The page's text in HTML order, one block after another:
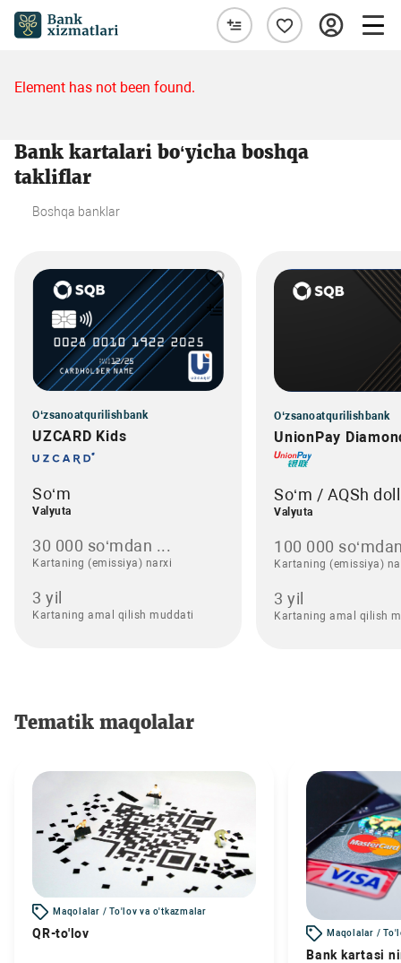
Element has not been found.
Bank kartalari bo‘yicha boshqa
takliflar
Boshqa banklar
O‘zsanoatqurilishbank
UZCARD Kids
So‘m
Valyuta
30 000 so‘mdan ...
Kartaning (emissiya) narxi
3 yil
Kartaning amal qilish muddati
O‘zsanoatqurilishbank
UnionPay
So‘m / AQSh
Valyuta
100 000
Kartaning (emissiya)
3 yil
Kartaning amal qilish
Tematik maqolalar
Maqolalar / To'lov va o'tkazmalar
QR-to'lov Maqolalar /
Bank kartasi